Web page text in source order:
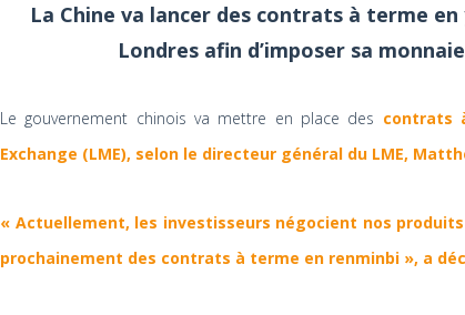
La Chine va lancer des contrats à terme
Londres afin d’imposer sa
Le gouvernement chinois va mettre en place des contrats
Exchange (LME), selon le directeur général du LME,
« Actuellement, les investisseurs négocient nos
prochainement des contrats à terme en renminbi », a